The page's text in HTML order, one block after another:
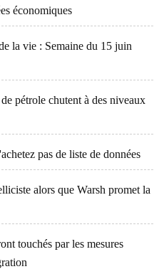
économiques
la vie : Semaine du 15 juin
pétrole chutent à des niveaux
pas de liste de données
alors que Warsh promet la
touchés par les mesures